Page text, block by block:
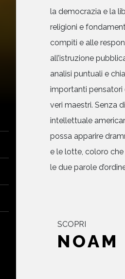
la democrazia e la
religioni e
compiti e alle
all’istruzione
analisi puntuali e
importanti pensatori
veri maestri. Senza
intellettuale
possa apparire
e le lotte, coloro
le due parole
SCOPRI
NOAM